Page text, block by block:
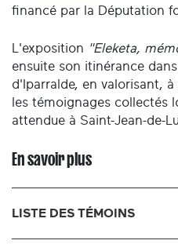
financé par la Députation
L'exposition "Eleketa,
ensuite son itinérance
d'Iparralde, en valorisant,
les témoignages collectés
attendue à Saint-Jean-de-
En savoir plus
LISTE DES TÉMOINS